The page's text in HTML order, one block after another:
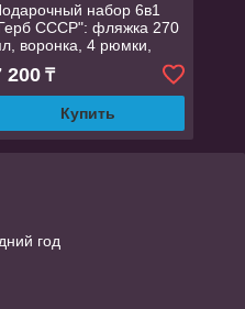
набор 6в1
СССР": фляжка 270
воронка, 4 рюмки,
21.5 х 3.5 х 17 см
200₸
Купить
год